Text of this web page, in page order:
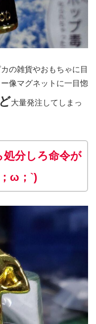
の雑貨やおもちゃに目
像マグネットに一目惚
大量発注してしまっ
分しろ命令が
ω；`)